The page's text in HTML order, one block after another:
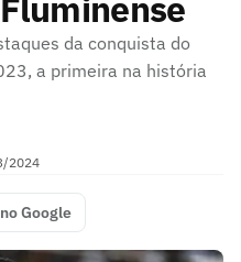
da conquista do
a primeira na história
2024
Google